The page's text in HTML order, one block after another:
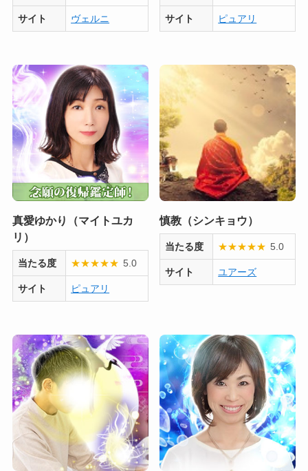
サイト ヴェルニ サイト ピュアリ
真愛ゆかり（マイトユカ
リ）
当たる度 ★★★★★ 5.0
サイト ピュアリ
慎教（シンキョウ）
当たる度 ★★★★★ 5.0
サイト ユアーズ